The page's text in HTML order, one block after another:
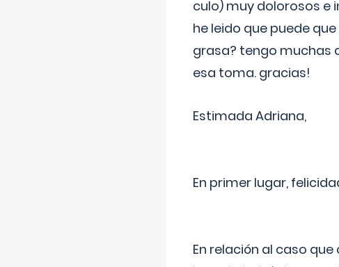
culo) muy dolorosos e
he leido que puede
grasa? tengo muchas
esa toma. gracias!
Estimada Adriana,
En primer lugar,
En relación al caso